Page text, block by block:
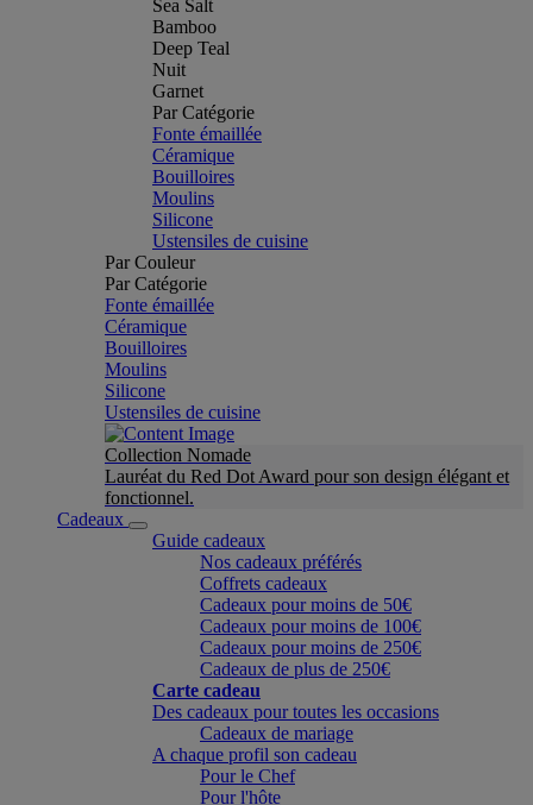
Sea Salt
Bamboo
Deep Teal
Nuit
Garnet
Par Catégorie
Fonte émaillée
Céramique
Bouilloires
Moulins
Silicone
Ustensiles de cuisine
Par Couleur
Par Catégorie
Fonte émaillée
Céramique
Bouilloires
Moulins
Silicone
Ustensiles de cuisine
Collection Nomade
Lauréat du Red Dot Award pour son design élégant et
fonctionnel.
Cadeaux
Guide cadeaux
Nos cadeaux préférés
Coffrets cadeaux
Cadeaux pour moins de 50€
Cadeaux pour moins de 100€
Cadeaux pour moins de 250€
Cadeaux de plus de 250€
Carte cadeau
Des cadeaux pour toutes les occasions
Cadeaux de mariage
A chaque profil son cadeau
Pour le Chef
Pour l'hôte